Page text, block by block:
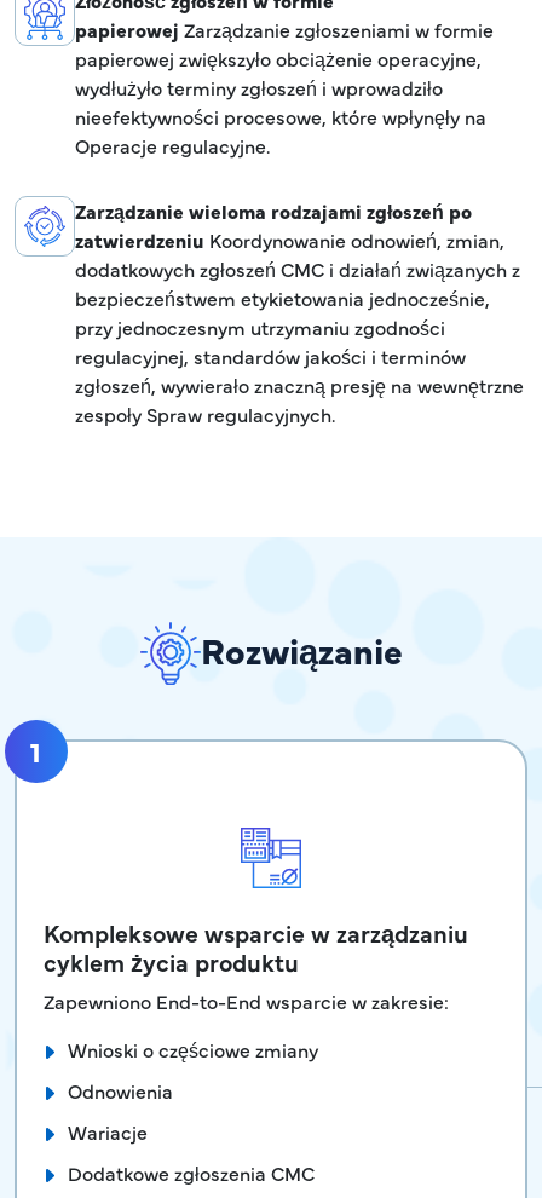
papierowej Zarządzanie zgłoszeniami w formie
papierowej zwiększyło obciążenie operacyjne,
wydłużyło terminy zgłoszeń i wprowadziło
nieefektywności procesowe, które wpłynęły na
Operacje regulacyjne.
Zarządzanie wieloma rodzajami zgłoszeń po
zatwierdzeniu Koordynowanie odnowień, zmian,
dodatkowych zgłoszeń CMC i działań związanych z
bezpieczeństwem etykietowania jednocześnie,
przy jednoczesnym utrzymaniu zgodności
regulacyjnej, standardów jakości i terminów
zgłoszeń, wywierało znaczną presję na wewnętrzne
zespoły Spraw regulacyjnych.
Rozwiązanie
1
Kompleksowe wsparcie w zarządzaniu
cyklem życia produktu
Zapewniono End-to-End wsparcie w zakresie:
Wnioski o częściowe zmiany
Odnowienia
Wariacje
Dodatkowe zgłoszenia CMC